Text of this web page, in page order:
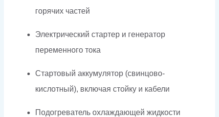
горячих частей
Электрический стартер и генератор
переменного тока
Стартовый аккумулятор (свинцово-
кислотный), включая стойку и кабели
Подогреватель охлаждающей жидкости